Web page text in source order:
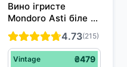
Вино ігристе
Mondoro Asti біле
солодке 0.75 л 7.5%
4.73(215)
Vintage ₴479